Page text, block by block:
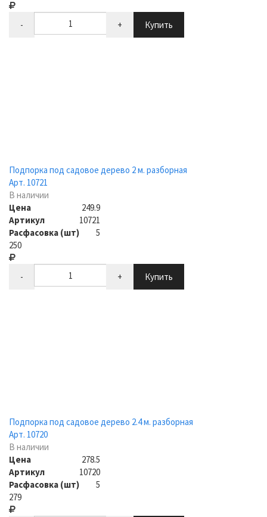
- + Купить
Подпорка под садовое дерево 2 м. разборная
Арт. 10721
В наличии
Цена
249.9
Артикул
10721
Расфасовка (шт)
5
250
- + Купить
Подпорка под садовое дерево 2.4 м. разборная
Арт. 10720
В наличии
Цена
278.5
Артикул
10720
Расфасовка (шт)
5
279